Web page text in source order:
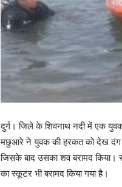
दुर्ग। जिले के शिवनाथ नदी में एक
मछुआरे ने युवक की हरकत को देख दंग
जिसके बाद उसका शव बरामद किया।
का स्कूटर भी बरामद किया गया है।